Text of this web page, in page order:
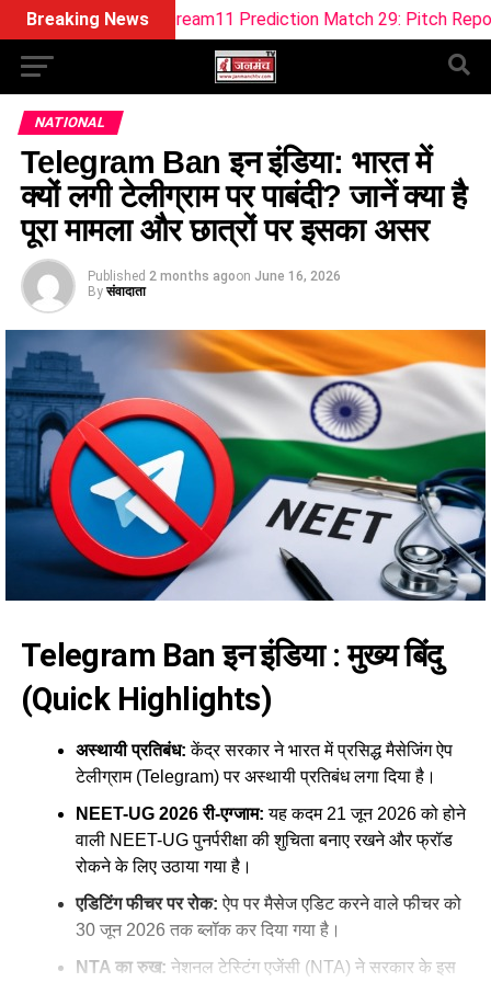
Breaking News
W Dream11 Prediction Match 29: Pitch Report, Playing 11,
NATIONAL
Telegram Ban इन इंडिया: भारत में
क्यों लगी टेलीग्राम पर पाबंदी? जानें क्या है
पूरा मामला और छात्रों पर इसका असर
Published 2 months agoon June 16, 2026
By संवादाता
Telegram Ban इन इंडिया : मुख्य बिंदु
(Quick Highlights)
अस्थायी प्रतिबंध: केंद्र सरकार ने भारत में प्रसिद्ध मैसेजिंग ऐप
टेलीग्राम (Telegram) पर अस्थायी प्रतिबंध लगा दिया है।
NEET-UG 2026 री-एग्जाम: यह कदम 21 जून 2026 को होने
वाली NEET-UG पुनर्परीक्षा की शुचिता बनाए रखने और फ्रॉड
रोकने के लिए उठाया गया है।
एडिटिंग फीचर पर रोक: ऐप पर मैसेज एडिट करने वाले फीचर को
30 जून 2026 तक ब्लॉक कर दिया गया है।
NTA का रुख: नेशनल टेस्टिंग एजेंसी (NTA) ने सरकार के इस